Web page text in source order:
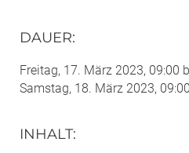
DAUER:
Freitag, 17. März 2023, 09:00
Samstag, 18. März 2023,
INHALT: